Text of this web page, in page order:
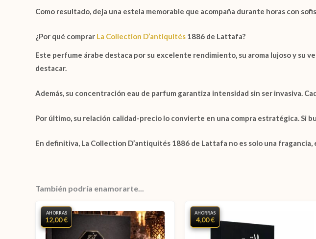
Como resultado, deja una estela memorable que acompaña durante horas con
¿Por qué comprar La Collection D’antiquités 1886 de Lattafa?
Este perfume árabe destaca por su excelente rendimiento, su aroma lujoso y su
destacar.
Además, su concentración eau de parfum garantiza intensidad sin ser invasiva.
Por último, su relación calidad-precio lo convierte en una compra estratégica. Si
En definitiva, La Collection D’antiquités 1886 de Lattafa no es solo una fragancia,
También podría enamorarte...
AHORRAS
12,00 €
AHORRAS
4,00 €